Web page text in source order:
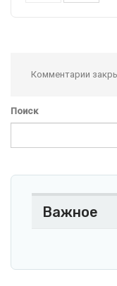
Комментарии
Поиск
Важное